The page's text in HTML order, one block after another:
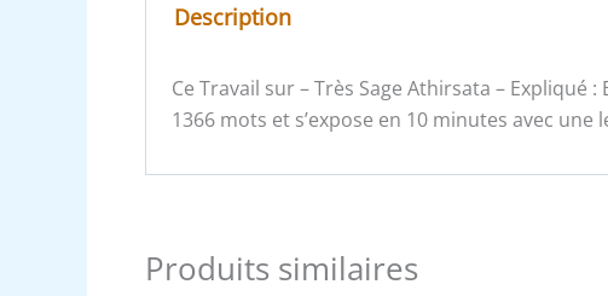
Description
Ce Travail sur – Très Sage Athirsata – Expliqué
1366 mots et s’expose en 10 minutes avec une
Produits similaires